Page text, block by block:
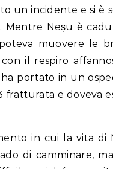
un incidente e si
Mentre Neșu è
muovere le
il respiro
portato in un
fratturata e doveva
in cui la vita di
di camminare,